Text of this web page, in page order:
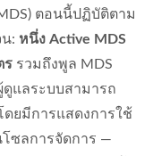
ตอนนี้ปฏิบัติตาม
: หนึ่ง Active MDS
ร รวมถึงพูล MDS
แลระบบสามารถ
ดยมีการแสดงการใช้
ซลการจัดการ —